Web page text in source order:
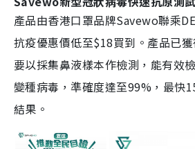
產品由香港口罩品牌Savewo聯乘
抗疫優惠價低至$18買到。產品已
要以採集鼻液樣本作檢測，能有效
變種病毒，準確度達至99%，最快
結果。